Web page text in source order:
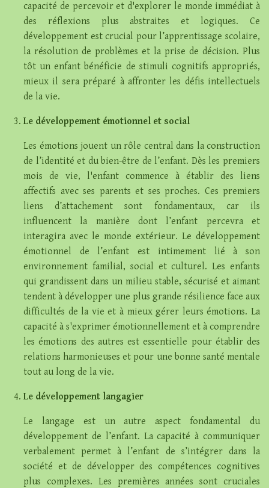
capacité de percevoir et d'explorer le monde immédiat à
des réflexions plus abstraites et logiques. Ce
développement est crucial pour l’apprentissage scolaire,
la résolution de problèmes et la prise de décision. Plus
tôt un enfant bénéficie de stimuli cognitifs appropriés,
mieux il sera préparé à affronter les défis intellectuels
de la vie.
Le développement émotionnel et social
Les émotions jouent un rôle central dans la construction
de l’identité et du bien-être de l’enfant. Dès les premiers
mois de vie, l'enfant commence à établir des liens
affectifs avec ses parents et ses proches. Ces premiers
liens d’attachement sont fondamentaux, car ils
influencent la manière dont l’enfant percevra et
interagira avec le monde extérieur. Le développement
émotionnel de l’enfant est intimement lié à son
environnement familial, social et culturel. Les enfants
qui grandissent dans un milieu stable, sécurisé et aimant
tendent à développer une plus grande résilience face aux
difficultés de la vie et à mieux gérer leurs émotions. La
capacité à s'exprimer émotionnellement et à comprendre
les émotions des autres est essentielle pour établir des
relations harmonieuses et pour une bonne santé mentale
tout au long de la vie.
Le développement langagier
Le langage est un autre aspect fondamental du
développement de l’enfant. La capacité à communiquer
verbalement permet à l’enfant de s’intégrer dans la
société et de développer des compétences cognitives
plus complexes. Les premières années sont cruciales